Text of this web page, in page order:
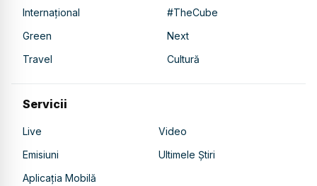
Internațional
#TheCube
Green
Next
Travel
Cultură
Servicii
Live
Video
Emisiuni
Ultimele Știri
Aplicația Mobilă